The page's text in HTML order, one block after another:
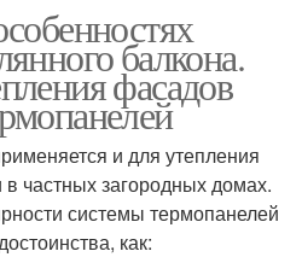
балкона.
фасадов
и для утепления
в частных загородных домах.
системы термопанелей
как: